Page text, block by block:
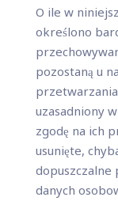
O ile w
określono
pozostaną u
przetwarzania
uzasadniony
zgodę na ich
usunięte,
dopuszczalne
danych